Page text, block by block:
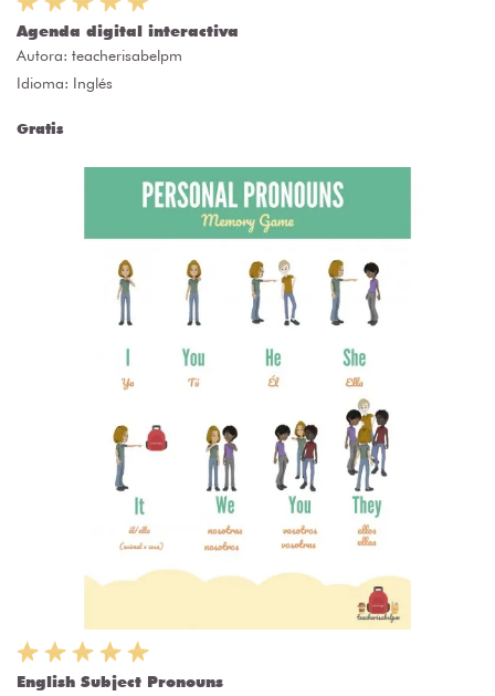
Agenda digital interactiva
Autora: teacherisabelpm
Idioma: Inglés
Gratis
English Subject Pronouns